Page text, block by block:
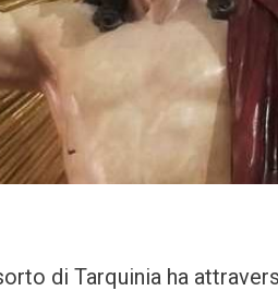
di Tarquinia ha